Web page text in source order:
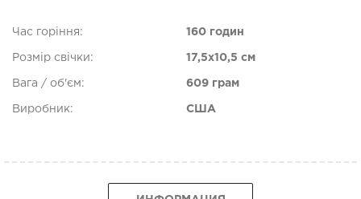
Час горіння: 160 годин
Розмір свічки: 17,5x10,5 см
Вага / об'єм: 609 грам
Виробник: США